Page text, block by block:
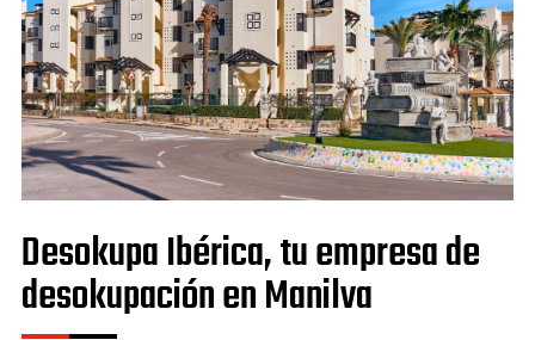
Desokupa Ibérica, tu empresa de
desokupación en Manilva